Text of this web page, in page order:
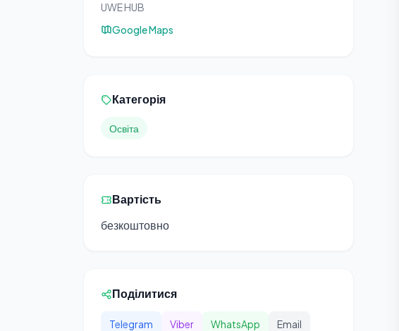
UWE HUB
Google Maps
Категорія
Освіта
Вартість
безкоштовно
Поділитися
Telegram Viber WhatsApp Email